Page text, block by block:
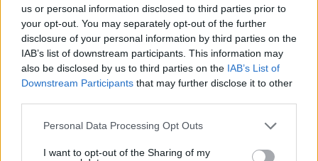
us or personal information disclosed to third parties prior to
your opt-out. You may separately opt-out of the further
disclosure of your personal information by third parties on the
IAB’s list of downstream participants. This information may
also be disclosed by us to third parties on the IAB’s List of
Downstream Participants that may further disclose it to other
Please note that this website/app uses one or more Google
not limited to your visit or usage behaviour. You may click to
Personal Data Processing Opt Outs
I want to opt-out of the Sharing of my
* Υποχρεωτικά πεδία
ΡΟΗ ΕΙΔΗΣΕΩΝ